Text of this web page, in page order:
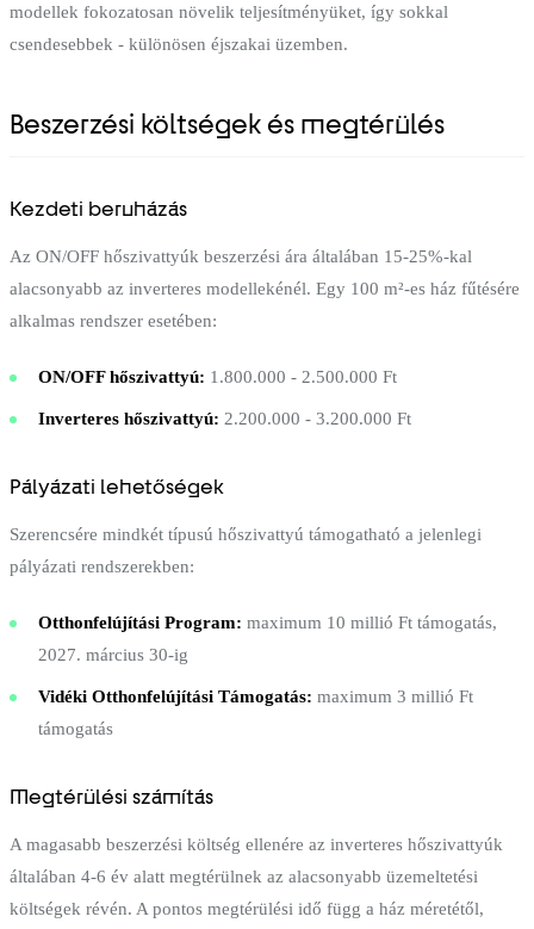
modellek fokozatosan növelik teljesítményüket, így sokkal
csendesebbek - különösen éjszakai üzemben.
Beszerzési költségek és megtérülés
Kezdeti beruházás
Az ON/OFF hőszivattyúk beszerzési ára általában 15-25%-kal
alacsonyabb az inverteres modellekénél. Egy 100 m²-es ház fűtésére
alkalmas rendszer esetében:
ON/OFF hőszivattyú: 1.800.000 - 2.500.000 Ft
Inverteres hőszivattyú: 2.200.000 - 3.200.000 Ft
Pályázati lehetőségek
Szerencsére mindkét típusú hőszivattyú támogatható a jelenlegi
pályázati rendszerekben:
Otthonfelújítási Program: maximum 10 millió Ft támogatás,
2027. március 30-ig
Vidéki Otthonfelújítási Támogatás: maximum 3 millió Ft
támogatás
Megtérülési számítás
A magasabb beszerzési költség ellenére az inverteres hőszivattyúk
általában 4-6 év alatt megtérülnek az alacsonyabb üzemeltetési
költségek révén. A pontos megtérülési idő függ a ház méretétől,